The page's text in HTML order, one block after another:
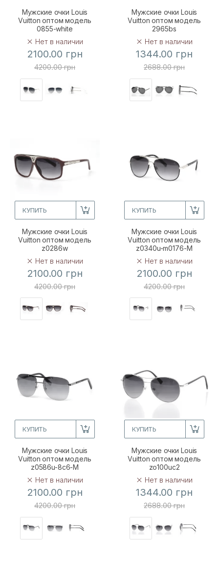
Мужские очки Louis
Vuitton оптом модель
0855-white
Нет в наличии
2100.00 грн
4200.00 грн
Мужские очки Louis
Vuitton оптом модель
2965bs
Нет в наличии
1344.00 грн
2688.00 грн
КУПИТЬ
Мужские очки Louis
Vuitton оптом модель
z0286w
Нет в наличии
2100.00 грн
4200.00 грн
КУПИТЬ
Мужские очки Louis
Vuitton оптом модель
z0340u-m0176-M
Нет в наличии
2100.00 грн
4200.00 грн
КУПИТЬ
Мужские очки Louis
Vuitton оптом модель
z0586u-8c6-M
Нет в наличии
2100.00 грн
4200.00 грн
КУПИТЬ
Мужские очки Louis
Vuitton оптом модель
zo100uc2
Нет в наличии
1344.00 грн
2688.00 грн